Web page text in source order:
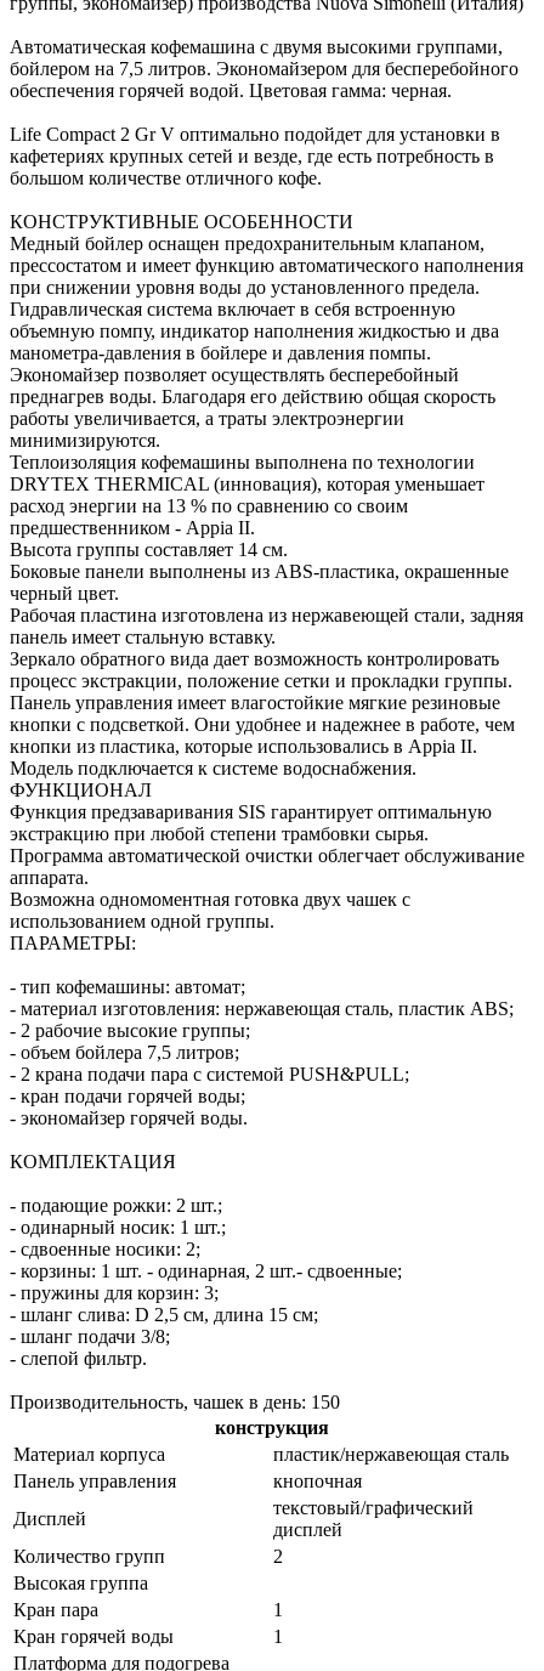
Автоматическая кофемашина с двумя высокими группами,
бойлером на 7,5 литров. Экономайзером для бесперебойного
обеспечения горячей водой. Цветовая гамма: черная.
Life Compact 2 Gr V оптимально подойдет для установки в
кафетериях крупных сетей и везде, где есть потребность в
большом количестве отличного кофе.
КОНСТРУКТИВНЫЕ ОСОБЕННОСТИ
Медный бойлер оснащен предохранительным клапаном,
прессостатом и имеет функцию автоматического наполнения
при снижении уровня воды до установленного предела.
Гидравлическая система включает в себя встроенную
объемную помпу, индикатор наполнения жидкостью и два
манометра-давления в бойлере и давления помпы.
Экономайзер позволяет осуществлять бесперебойный
преднагрев воды. Благодаря его действию общая скорость
работы увеличивается, а траты электроэнергии
минимизируются.
Теплоизоляция кофемашины выполнена по технологии
DRYTEX THERMICAL (инновация), которая уменьшает
расход энергии на 13 % по сравнению со своим
предшественником - Appia II.
Высота группы составляет 14 см.
Боковые панели выполнены из ABS-пластика, окрашенные
черный цвет.
Рабочая пластина изготовлена из нержавеющей стали, задняя
панель имеет стальную вставку.
Зеркало обратного вида дает возможность контролировать
процесс экстракции, положение сетки и прокладки группы.
Панель управления имеет влагостойкие мягкие резиновые
кнопки с подсветкой. Они удобнее и надежнее в работе, чем
кнопки из пластика, которые использовались в Appia II.
Модель подключается к системе водоснабжения.
ФУНКЦИОНАЛ
Функция предзаваривания SIS гарантирует оптимальную
экстракцию при любой степени трамбовки сырья.
Программа автоматической очистки облегчает обслуживание
аппарата.
Возможна одномоментная готовка двух чашек с
использованием одной группы.
ПАРАМЕТРЫ:
- тип кофемашины: автомат;
- материал изготовления: нержавеющая сталь, пластик ABS;
- 2 рабочие высокие группы;
- объем бойлера 7,5 литров;
- 2 крана подачи пара с системой PUSH&PULL;
- кран подачи горячей воды;
- экономайзер горячей воды.
КОМПЛЕКТАЦИЯ
- подающие рожки: 2 шт.;
- одинарный носик: 1 шт.;
- сдвоенные носики: 2;
- корзины: 1 шт. - одинарная, 2 шт.- сдвоенные;
- пружины для корзин: 3;
- шланг слива: D 2,5 см, длина 15 см;
- шланг подачи 3/8;
- слепой фильтр.
Производительность, чашек в день: 150
конструкция
Материал корпуса
пластик/нержавеющая сталь
Панель управления
кнопочная
Дисплей
текстовый/графический
дисплей
Количество групп
2
Высокая группа
Кран пара
1
Кран горячей воды
1
Платформа для подогрева